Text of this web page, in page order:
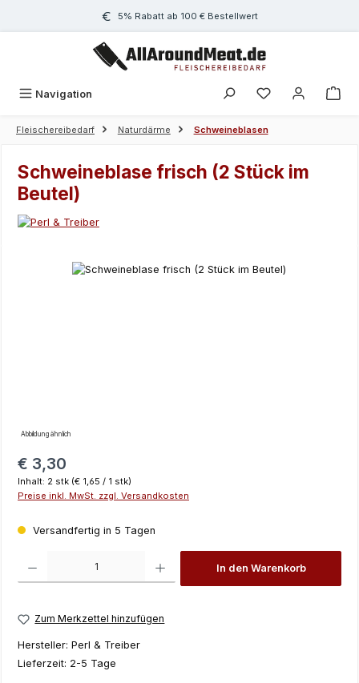
Zum Hauptinhalt springen5% Rabatt ab 100 € Bestellwert
Navigation
Fleischereibedarf Naturdärme Schweineblasen
Schweineblase frisch (2 Stück im
Beutel)
Bildergalerie überspringen
Abbildung ähnlich
Regulärer Preis:
€ 3,30
Inhalt: 2 stk (€ 1,65 / 1 stk)
Preise inkl. MwSt. zzgl. Versandkosten
Versandfertig in 5 Tagen
In den Warenkorb
Zum Merkzettel hinzufügen
Hersteller: Perl & Treiber
Lieferzeit: 2-5 Tage